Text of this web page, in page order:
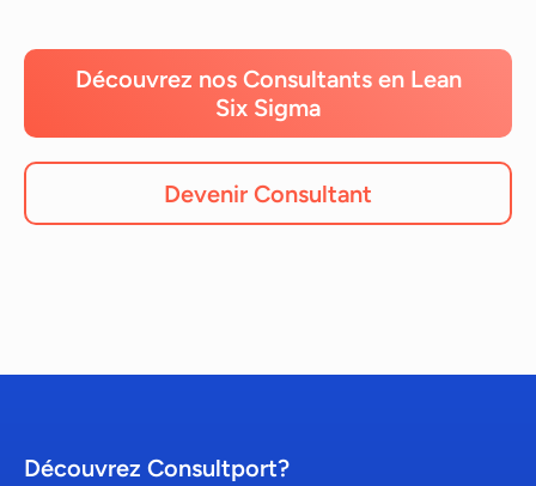
Découvrez nos Consultants en Lean
Six Sigma
Devenir Consultant
Découvrez Consultport?